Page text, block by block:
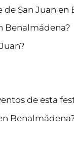
de San Juan en
Benalmádena?
de esta